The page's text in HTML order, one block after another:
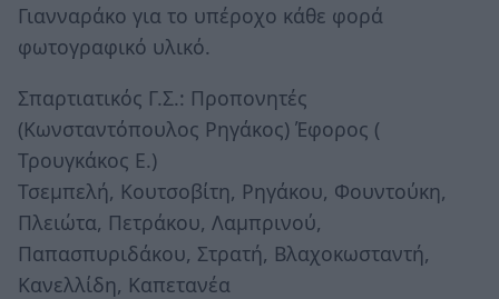
Γιανναράκο για το υπέροχο κάθε φορά
φωτογραφικό υλικό.
Σπαρτιατικός Γ.Σ.: Προπονητές
(Κωνσταντόπουλος Ρηγάκος) Έφορος (
Τρουγκάκος Ε.)
Τσεμπελή, Κουτσοβίτη, Ρηγάκου, Φουντούκη,
Πλειώτα, Πετράκου, Λαμπρινού,
Παπασπυριδάκου, Στρατή, Βλαχοκωσταντή,
Κανελλίδη, Καπετανέα